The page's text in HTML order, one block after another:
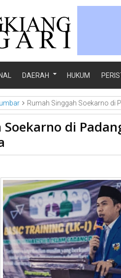
DAERAH HUKUM
Rumah Singgah Soekarno di
Soekarno di